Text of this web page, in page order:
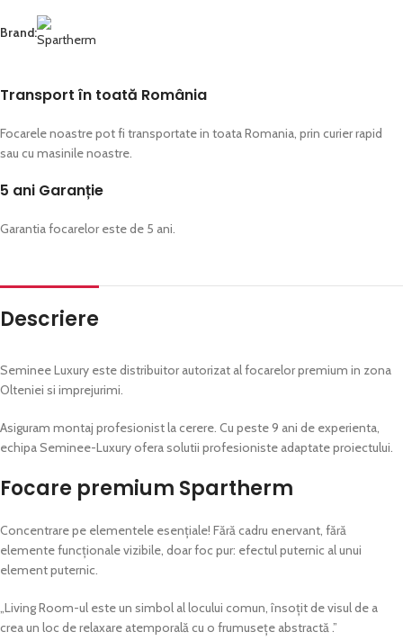
Brand:
Transport în toată România​
Focarele noastre pot fi transportate in toata Romania, prin curier rapid
sau cu masinile noastre.
5 ani Garanție
Garantia focarelor este de 5 ani.
Descriere
Seminee Luxury este distribuitor autorizat al focarelor premium in zona
Olteniei si imprejurimi.
Asiguram montaj profesionist la cerere. Cu peste 9 ani de experienta,
echipa Seminee-Luxury ofera solutii profesioniste adaptate proiectului.
Focare premium Spartherm
Concentrare pe elementele esențiale! Fără cadru enervant, fără
elemente funcționale vizibile, doar foc pur: efectul puternic al unui
element puternic.
„Living Room-ul este un simbol al locului comun, însoțit de visul de a
crea un loc de relaxare atemporală cu o frumusețe abstractă .”